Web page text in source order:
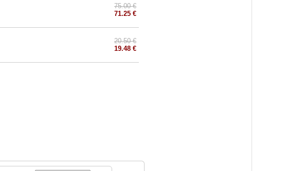
75.00 €
71.25 €
20.50 €
19.48 €